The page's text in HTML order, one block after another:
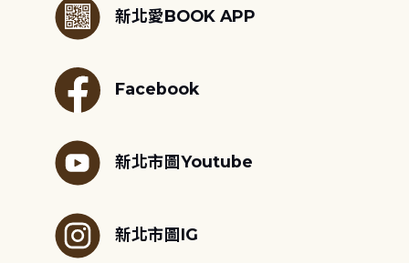
新北愛BOOK APP
Facebook
新北市圖Youtube
新北市圖IG